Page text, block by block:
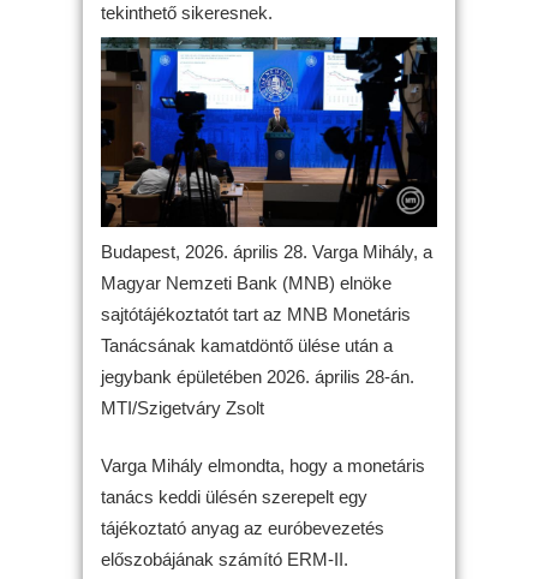
tekinthető sikeresnek.
Budapest, 2026. április 28. Varga Mihály, a
Magyar Nemzeti Bank (MNB) elnöke
sajtótájékoztatót tart az MNB Monetáris
Tanácsának kamatdöntő ülése után a
jegybank épületében 2026. április 28-án.
MTI/Szigetváry Zsolt
Varga Mihály elmondta, hogy a monetáris
tanács keddi ülésén szerepelt egy
tájékoztató anyag az euróbevezetés
előszobájának számító ERM-II.